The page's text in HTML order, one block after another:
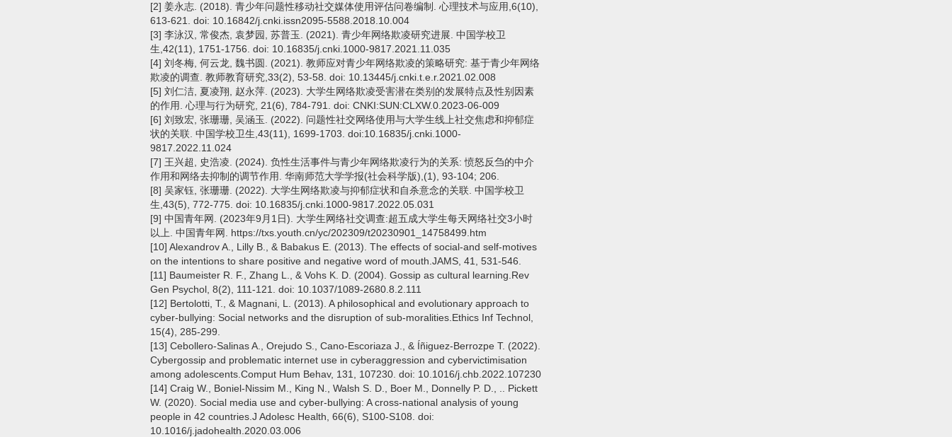
[2] 姜永志. (2018). 青少年问题性移动社交媒体使用评估问卷编制. 心理技术与应用,6(10),
613-621. doi: 10.16842/j.cnki.issn2095-5588.2018.10.004
[3] 李泳汉, 常俊杰, 袁梦园, 苏普玉. (2021). 青少年网络欺凌研究进展. 中国学校卫
生,42(11), 1751-1756. doi: 10.16835/j.cnki.1000-9817.2021.11.035
[4] 刘冬梅, 何云龙, 魏书圆. (2021). 教师应对青少年网络欺凌的策略研究: 基于青少年网络
欺凌的调查. 教师教育研究,33(2), 53-58. doi: 10.13445/j.cnki.t.e.r.2021.02.008
[5] 刘仁洁, 夏凌翔, 赵永萍. (2023). 大学生网络欺凌受害潜在类别的发展特点及性别因素
的作用. 心理与行为研究, 21(6), 784-791. doi: CNKI:SUN:CLXW.0.2023-06-009
[6] 刘致宏, 张珊珊, 吴涵玉. (2022). 问题性社交网络使用与大学生线上社交焦虑和抑郁症
状的关联. 中国学校卫生,43(11), 1699-1703. doi:10.16835/j.cnki.1000-
9817.2022.11.024
[7] 王兴超, 史浩凌. (2024). 负性生活事件与青少年网络欺凌行为的关系: 愤怒反刍的中介
作用和网络去抑制的调节作用. 华南师范大学学报(社会科学版),(1), 93-104; 206.
[8] 吴家钰, 张珊珊. (2022). 大学生网络欺凌与抑郁症状和自杀意念的关联. 中国学校卫
生,43(5), 772-775. doi: 10.16835/j.cnki.1000-9817.2022.05.031
[9] 中国青年网. (2023年9月1日). 大学生网络社交调查:超五成大学生每天网络社交3小时
以上. 中国青年网. https://txs.youth.cn/yc/202309/t20230901_14758499.htm
[10] Alexandrov A., Lilly B., & Babakus E. (2013). The effects of social-and self-motives
on the intentions to share positive and negative word of mouth.JAMS, 41, 531-546.
[11] Baumeister R. F., Zhang L., & Vohs K. D. (2004). Gossip as cultural learning.Rev
Gen Psychol, 8(2), 111-121. doi: 10.1037/1089-2680.8.2.111
[12] Bertolotti, T., & Magnani, L. (2013). A philosophical and evolutionary approach to
cyber-bullying: Social networks and the disruption of sub-moralities.Ethics Inf Technol,
15(4), 285-299.
[13] Cebollero-Salinas A., Orejudo S., Cano-Escoriaza J., & Íñiguez-Berrozpe T. (2022).
Cybergossip and problematic internet use in cyberaggression and cybervictimisation
among adolescents.Comput Hum Behav, 131, 107230. doi: 10.1016/j.chb.2022.107230
[14] Craig W., Boniel-Nissim M., King N., Walsh S. D., Boer M., Donnelly P. D., .. Pickett
W. (2020). Social media use and cyber-bullying: A cross-national analysis of young
people in 42 countries.J Adolesc Health, 66(6), S100-S108. doi:
10.1016/j.jadohealth.2020.03.006